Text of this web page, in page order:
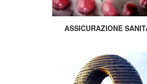
ASSICURAZIONE